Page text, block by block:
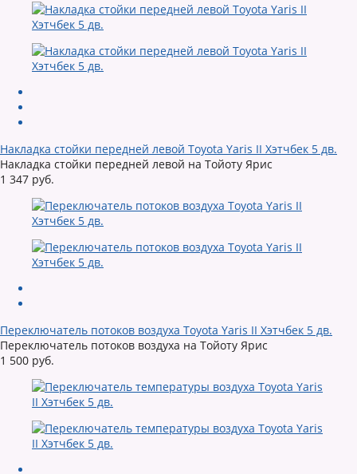
Накладка стойки передней левой Toyota Yaris II Хэтчбек 5 дв.
Накладка стойки передней левой на Тойоту Ярис
1 347 руб.
Переключатель потоков воздуха Toyota Yaris II Хэтчбек 5 дв.
Переключатель потоков воздуха на Тойоту Ярис
1 500 руб.